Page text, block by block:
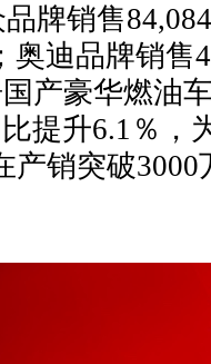
牌销售84,084
奥迪品牌销售
产豪华燃油
提升6.1 ％，
产销突破3000